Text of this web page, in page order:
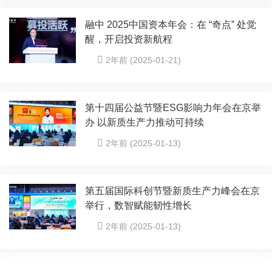
融中 2025中国资本年会：在 “奇点” 处觉
醒，开启投资新航程
2年前 (2025-01-21)
第十四届公益节暨ESG影响力年会在京举
办 以新质生产力推动可持续
2年前 (2025-01-13)
第五届国际科创节暨新质生产力峰会在京
举行，数智赋能韧性增长
2年前 (2025-01-13)